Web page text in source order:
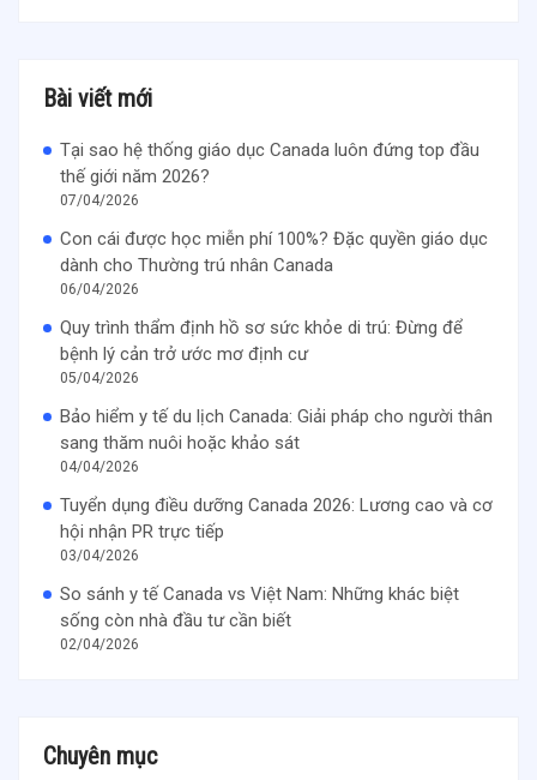
Bài viết mới
Tại sao hệ thống giáo dục Canada luôn đứng top đầu
thế giới năm 2026?
07/04/2026
Con cái được học miễn phí 100%? Đặc quyền giáo dục
dành cho Thường trú nhân Canada
06/04/2026
Quy trình thẩm định hồ sơ sức khỏe di trú: Đừng để
bệnh lý cản trở ước mơ định cư
05/04/2026
Bảo hiểm y tế du lịch Canada: Giải pháp cho người thân
sang thăm nuôi hoặc khảo sát
04/04/2026
Tuyển dụng điều dưỡng Canada 2026: Lương cao và cơ
hội nhận PR trực tiếp
03/04/2026
So sánh y tế Canada vs Việt Nam: Những khác biệt
sống còn nhà đầu tư cần biết
02/04/2026
Chuyên mục